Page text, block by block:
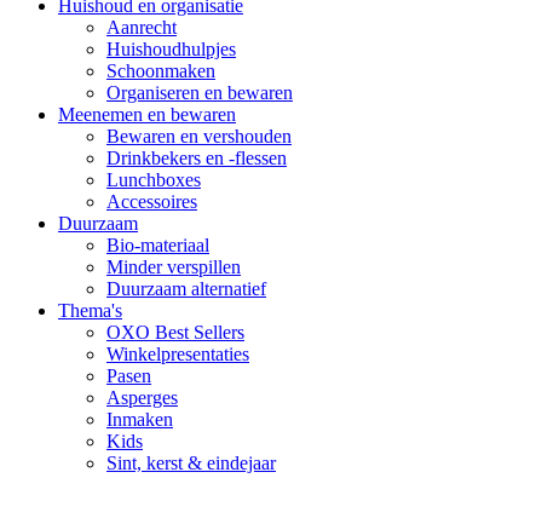
Huishoud en organisatie
Aanrecht
Huishoudhulpjes
Schoonmaken
Organiseren en bewaren
Meenemen en bewaren
Bewaren en vershouden
Drinkbekers en -flessen
Lunchboxes
Accessoires
Duurzaam
Bio-materiaal
Minder verspillen
Duurzaam alternatief
Thema's
OXO Best Sellers
Winkelpresentaties
Pasen
Asperges
Inmaken
Kids
Sint, kerst & eindejaar